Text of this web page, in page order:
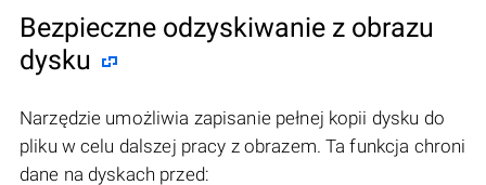
Bezpieczne odzyskiwanie z obrazu
dysku
Narzędzie umożliwia zapisanie pełnej kopii dysku do
pliku w celu dalszej pracy z obrazem. Ta funkcja chroni
dane na dyskach przed: